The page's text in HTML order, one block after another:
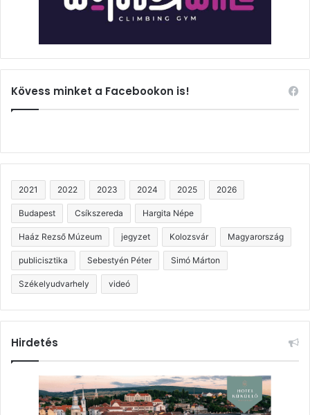
Kövess minket a Facebookon is!
2021 2022 2023 2024 2025 2026
Budapest Csíkszereda Hargita Népe
Haáz Rezső Múzeum jegyzet Kolozsvár Magyarország
publicisztika Sebestyén Péter Simó Márton
Székelyudvarhely videó
Hirdetés